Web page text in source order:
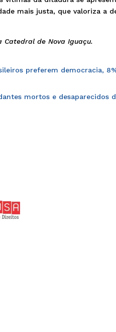
mais justa, que valoriza a
de Nova Iguaçu.
preferem democracia,
mortos e desaparecidos